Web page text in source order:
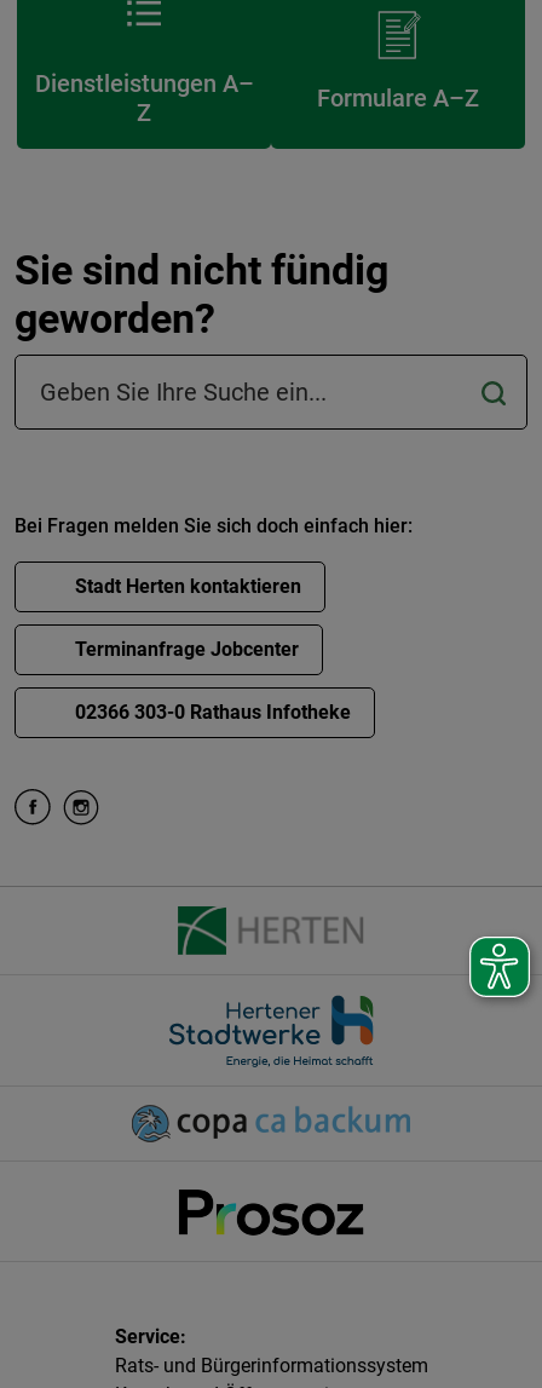
Dienstleistungen A–
Z
Formulare A–Z
Sie sind nicht fündig
geworden?
Suchfeld in der Fußzeile
Bei Fragen melden Sie sich doch einfach hier:
Stadt Herten kontaktieren
Terminanfrage Jobcenter
02366 303-0 Rathaus Infotheke
Rats- und Bürgerinformationssystem